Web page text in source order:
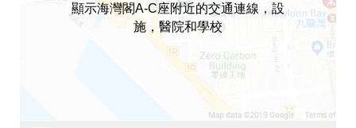
顯示海灣閣A-C座附近的交通連線，設
施，醫院和學校